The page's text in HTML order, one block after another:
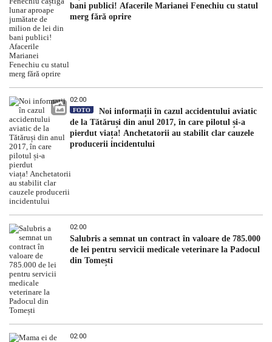
bani publici! Afacerile Marianei Fenechiu cu statul
merg fără oprire
02:00
FOTO
Noi informații în cazul accidentului aviatic
de la Tătăruși din anul 2017, în care pilotul și-a
pierdut viața! Anchetatorii au stabilit clar cauzele
producerii incidentului
02:00
Salubris a semnat un contract în valoare de 785.000
de lei pentru servicii medicale veterinare la Padocul
din Tomești
02:00